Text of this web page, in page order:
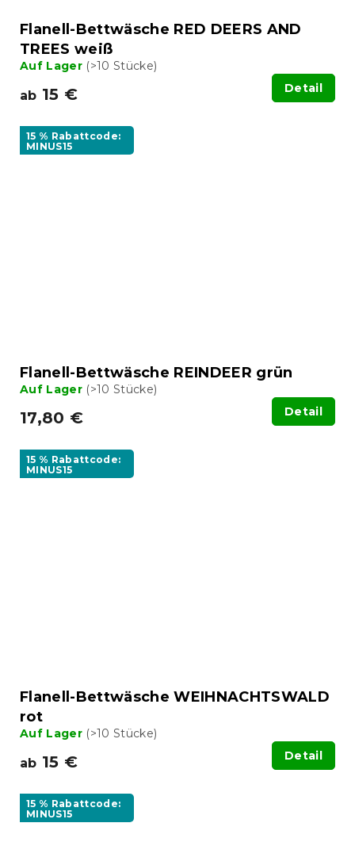
Flanell-Bettwäsche RED DEERS AND
TREES weiß
Auf Lager (>10 Stücke)
ab 15 € Detail
15 % Rabattcode:
MINUS15
Flanell-Bettwäsche REINDEER grün
Auf Lager (>10 Stücke)
17,80 € Detail
15 % Rabattcode:
MINUS15
Flanell-Bettwäsche WEIHNACHTSWALD
rot
Auf Lager (>10 Stücke)
ab 15 € Detail
15 % Rabattcode:
MINUS15